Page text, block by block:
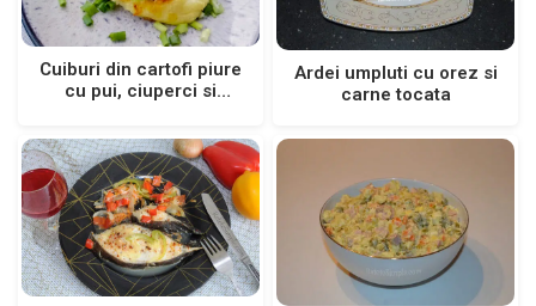
Cuiburi din cartofi piure
cu pui, ciuperci si
Ardei umpluti cu orez si
carne tocata